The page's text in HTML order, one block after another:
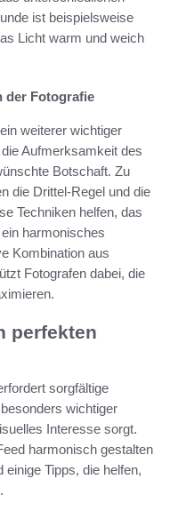
ist beispielsweise
Licht warm und weich
der Fotografie
weiterer wichtiger
Aufmerksamkeit des
Botschaft. Zu
die Drittel-Regel und die
Techniken helfen, das
harmonisches
Kombination aus
Fotografen dabei, die
perfekten
sorgfältige
wichtiger
Interesse sorgt.
harmonisch gestalten
Tipps, die helfen,